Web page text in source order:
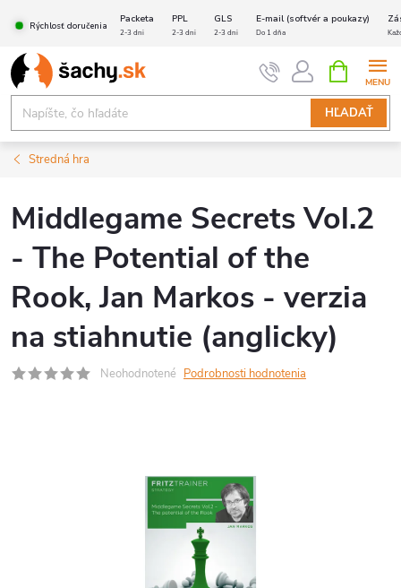
obsah
Rýchlosť doručenia
Packeta PPL GLS E-mail (softvér a poukazy)
2-3 dni 2-3 dni 2-3 dni Do 1 dňa
HĽADAŤ
KOŠÍK
Stredná hra
Middlegame Secrets Vol.2
- The Potential of the
Rook, Jan Markos - verzia
na stiahnutie (anglicky)
Neohodnotené Podrobnosti hodnotenia